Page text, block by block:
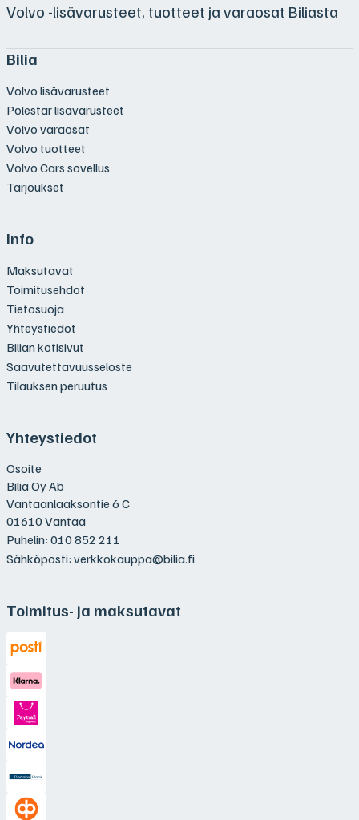
Volvo -lisävarusteet, tuotteet ja varaosat Biliasta
Bilia
Volvo lisävarusteet
Polestar lisävarusteet
Volvo varaosat
Volvo tuotteet
Volvo Cars sovellus
Tarjoukset
Info
Maksutavat
Toimitusehdot
Tietosuoja
Yhteystiedot
Bilian kotisivut
Saavutettavuusseloste
Tilauksen peruutus
Yhteystiedot
Osoite
Bilia Oy Ab
Vantaanlaaksontie 6 C
01610 Vantaa
Puhelin: 010 852 211
Sähköposti: verkkokauppa@bilia.fi
Toimitus- ja maksutavat